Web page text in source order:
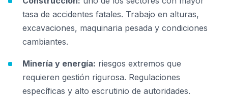
tasa de accidentes fatales. Trabajo en alturas,
excavaciones, maquinaria pesada y condiciones
cambiantes.
Minería y energía: riesgos extremos que
requieren gestión rigurosa. Regulaciones
específicas y alto escrutinio de autoridades.